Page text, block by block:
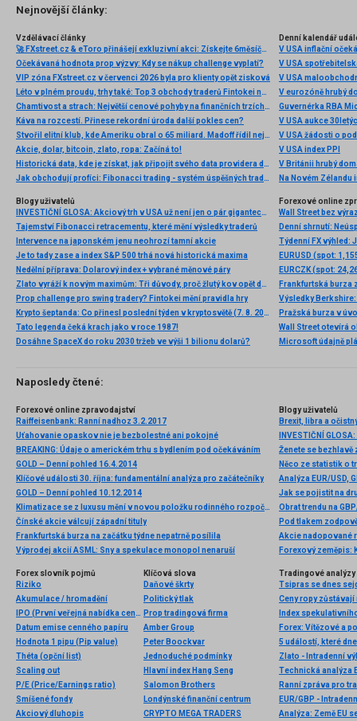
několik příkladů nejznámějších z nich.
Nejnovější články:
Vzdělávací články
🚀 FXstreet.cz & eToro přinášejí exkluzivní akci: Získejte 6měsíční členství ve VIP zóně ZDARMA
Očekávaná hodnota prop výzvy: Kdy se nákup challenge vyplatí?
VIP zóna FXstreet.cz v červenci 2026 byla pro klienty opět zisková
Léto v plném proudu, trhy také: Top 3 obchody traderů Fintokei na indexech a zlatě
Chamtivost a strach: Největší cenové pohyby na finančních trzích (červenec 2026)
Káva na rozcestí. Přinese rekordní úroda další pokles cen?
Stvořil elitní klub, kde Ameriku obral o 65 miliard. Madoff řídil největší Ponzi dějin
Akcie, dolar, bitcoin, zlato, ropa: Začíná to!
Historická data, kde je získat, jak připojit svého data providera do MultiCharts a proč je budeme potřebovat? (4. díl)
Jak obchodují profíci: Fibonacci trading - systém úspěšných traderů
Denní kalendář
V USA inflační
V USA
V USA
V eurozóně hrubý
Guvernérka RBA
V USA aukce
V USA žádosti o
V USA index PPI
V Británii hrubý
Na Novém Zélandu
Blogy uživatelů
INVESTIČNÍ GLOSA: Akciový trh v USA už není jen o pár gigantech. To je dobrá zpráva
Tajemství Fibonacci retracementu, které mění výsledky traderů
Intervence na japonském jenu neohrozí tamní akcie
Je to tady zase a index S&P 500 trhá nová historická maxima
Nedělní příprava: Dolarový index + vybrané měnové páry
Zlato vyráží k novým maximům: Tři důvody, proč žlutý kov opět dominuje
Prop challenge pro swing tradery? Fintokei mění pravidla hry
Krypto šeptanda: Co přinesl poslední týden v kryptosvětě (7. 8. 2026)
Tato legenda čeká krach jako v roce 1987!
Dosáhne SpaceX do roku 2030 tržeb ve výši 1 bilionu dolarů?
Forexové online
Wall Street bez
EURUSD (spot:
EURCZK (spot:
Frankfurtská burza
Výsledky
Pražská burza v
Wall Street otevírá
Microsoft údajně
Naposledy čtené:
Forexové online zpravodajství
Raiffeisenbank: Ranní nadhoz 3.2.2017
Uťahovanie opaskov nie je bezbolestné ani pokojné
BREAKING: Údaje o americkém trhu s bydlením pod očekáváním
GOLD – Denní pohled 16.4.2014
Klíčové události 30. října: fundamentální analýza pro začátečníky
GOLD – Denní pohled 10.12.2014
Klimatizace se z luxusu mění v novou položku rodinného rozpočtu, ale i zdroj nerovnosti. Novým fenoménem se i v ČR stává letní energetická chudoba
Čínské akcie válcují západní tituly
Frankfurtská burza na začátku týdne nepatrně posílila
Výprodej akcií ASML: Sny a spekulace monopol nenaruší
Blogy uživatelů
Brexit, libra a
Něco ze statistik o
Jak se pojistit na
Obrat trendu na
Pod tlakem
Akcie nadopované
Forexový zeměpis:
Forex slovník pojmů
Riziko
Akumulace / hromadění
IPO (První veřejná nabídka cenných papírů)
Datum emise cenného papíru
Hodnota 1 pipu (Pip value)
Théta (opční list)
Scaling out
P/E (Price/Earnings ratio)
Smíšené fondy
Akciový dluhopis
Klíčová slova
Daňové škrty
Politický tlak
Prop tradingová firma
Amber Group
Peter Boockvar
Jednoduché podmínky
Hlavní index Hang Seng
Salomon Brothers
Londýnské finanční centrum
CRYPTO MEGA TRADERS
Tradingové analýzy
Tsipras se dnes
Ceny ropy
Index
Forex: Vítězové a
5 událostí, které
Zlato - Intradenní
Technická analýza
Ranní zpráva pro
EUR/GBP -